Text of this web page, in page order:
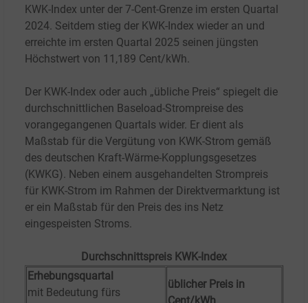
KWK-Index unter der 7-Cent-Grenze im ersten Quartal
2024. Seitdem stieg der KWK-Index wieder an und
erreichte im ersten Quartal 2025 seinen jüngsten
Höchstwert von 11,189 Cent/kWh.
Der KWK-Index oder auch „übliche Preis“ spiegelt die
durchschnittlichen Baseload-Strompreise des
vorangegangenen Quartals wider. Er dient als
Maßstab für die Vergütung von KWK-Strom gemäß
des deutschen Kraft-Wärme-Kopplungsgesetzes
(KWKG). Neben einem ausgehandelten Strompreis
für KWK-Strom im Rahmen der Direktvermarktung ist
er ein Maßstab für den Preis des ins Netz
eingespeisten Stroms.
Durchschnittspreis KWK-Index
Erhebungsquartal
mit Bedeutung fürs
üblicher Preis in